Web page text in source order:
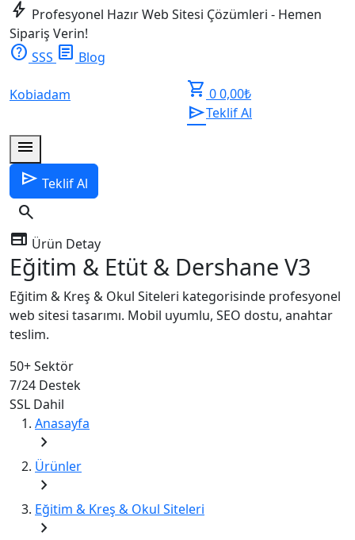
bolt Profesyonel Hazır Web Sitesi Çözümleri - Hemen
Sipariş Verin!
help SSS article Blog
Kobiadam shopping_cart 00,00₺
sendTeklif Al
menu
send Teklif Al
search
web Ürün Detay
Eğitim & Etüt & Dershane V3
Eğitim & Kreş & Okul Siteleri kategorisinde profesyonel
web sitesi tasarımı. Mobil uyumlu, SEO dostu, anahtar
teslim.
50+Sektör
7/24 Destek
SSL Dahil
Anasayfa
chevron_right
Ürünler
chevron_right
Eğitim & Kreş & Okul Siteleri
chevron_right